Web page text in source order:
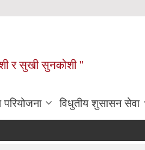
र सुखी सुनकाेशी "
विधुतीय शुसासन सेवा